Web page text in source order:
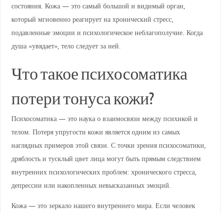
состояния. Кожа — это самый большой и видимый орган,
который мгновенно реагирует на хронический стресс,
подавленные эмоции и психологическое неблагополучие. Когда
душа «увядает», тело следует за ней.
Что такое психосоматика
потери тонуса кожи?
Психосоматика — это наука о взаимосвязи между психикой и
телом. Потеря упругости кожи является одним из самых
наглядных примеров этой связи. С точки зрения психосоматики,
дряблость и тусклый цвет лица могут быть прямым следствием
внутренних психологических проблем: хронического стресса,
депрессии или накопленных невысказанных эмоций.
Кожа — это зеркало нашего внутреннего мира. Если человек